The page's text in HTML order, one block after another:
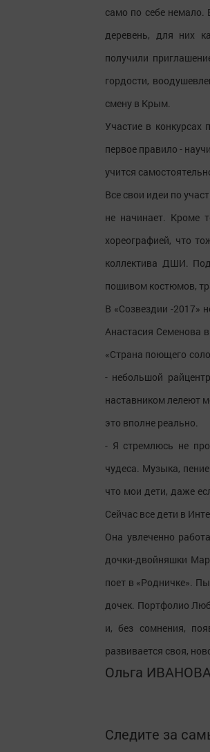
само по себе немало.
деревень, для них
получили
гордости,
смену в Крым.
Участие в конкурсах
первое правило -
учится
Все свои идеи по
не начинает. Кроме
хореографией, что
коллектива ДШИ.
пошивом костюмов,
В «Созвездии -2017»
Анастасия Семенова
«Страна поющего
- небольшой
наставником лелеют
это вполне реально.
- Я стремлюсь не
чудеса. Музыка,
что мои дети, даже
Сейчас все дети в
Она увлеченно
дочки-двойняшки
поет в «Родничке».
дочек. Портфолио
и, без сомнения,
развивается своя,
Ольга
Следите за